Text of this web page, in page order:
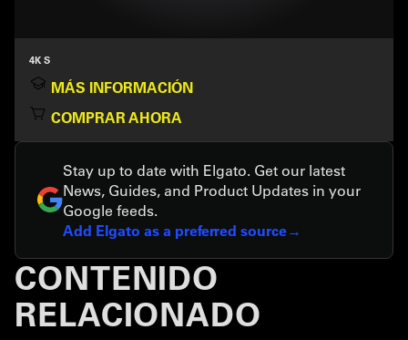
4K S
MÁS INFORMACIÓN
COMPRAR AHORA
Stay up to date with Elgato. Get our latest
News, Guides, and Product Updates in your
Google feeds.
Add Elgato as a preferred source
CONTENIDO
RELACIONADO